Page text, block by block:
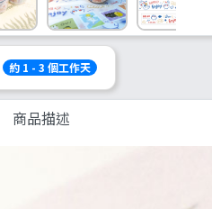
約 1 - 3 個工作天
商品描述